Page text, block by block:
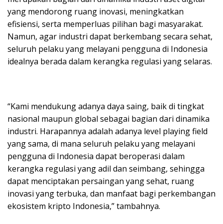
yang mendorong ruang inovasi, meningkatkan
efisiensi, serta memperluas pilihan bagi masyarakat.
Namun, agar industri dapat berkembang secara sehat,
seluruh pelaku yang melayani pengguna di Indonesia
idealnya berada dalam kerangka regulasi yang selaras.
“Kami mendukung adanya daya saing, baik di tingkat
nasional maupun global sebagai bagian dari dinamika
industri. Harapannya adalah adanya level playing field
yang sama, di mana seluruh pelaku yang melayani
pengguna di Indonesia dapat beroperasi dalam
kerangka regulasi yang adil dan seimbang, sehingga
dapat menciptakan persaingan yang sehat, ruang
inovasi yang terbuka, dan manfaat bagi perkembangan
ekosistem kripto Indonesia,” tambahnya.